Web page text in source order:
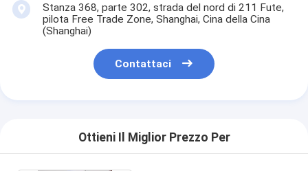
Stanza 368, parte 302, strada del nord di 211 Fute,
pilota Free Trade Zone, Shanghai, Cina della Cina
(Shanghai)
Contattaci
Ottieni Il Miglior Prezzo Per